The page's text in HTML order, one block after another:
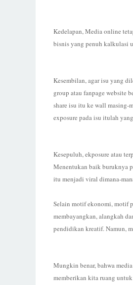
Kedelapan, Media online
bisnis yang penuh kalkulasi
Kesembilan, agar isu yang
group atau fanpage website
share isu itu ke wall masing-
exposure pada isu itulah
Kesepuluh, ekposure atau
Menentukan baik buruknya
itu menjadi viral dimana-
Selain motif ekonomi, motif
membayangkan, alangkah
pendidikan kreatif. Namun,
Mungkin benar, bahwa
memberikan kita ruang